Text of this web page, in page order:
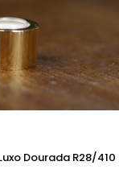
Dourada R28/410